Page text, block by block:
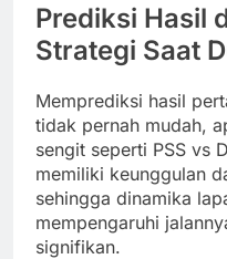
Prediksi Hasil
Strategi Saat
Memprediksi hasil
tidak pernah mudah,
sengit seperti PSS vs
memiliki keunggulan
sehingga dinamika
mempengaruhi
signifikan.